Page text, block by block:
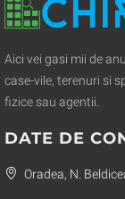
Aici vei gasi mii de
case-vile, terenuri si
fizice sau agentii.
DATE DE
Oradea, N.